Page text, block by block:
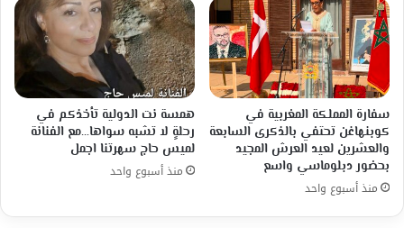
سفارة المملكة المغربية في
كوبنهاغن تحتفي بالذكرى السابعة
والعشرين لعيد العرش المجيد
بحضور دبلوماسي واسع
منذ أسبوع واحد
همسة نت الدولية تأخذكم في
رحلةٍ لا تشبه سواها…مع الفنانة
لميس حاج سهرتنا اجمل
منذ أسبوع واحد